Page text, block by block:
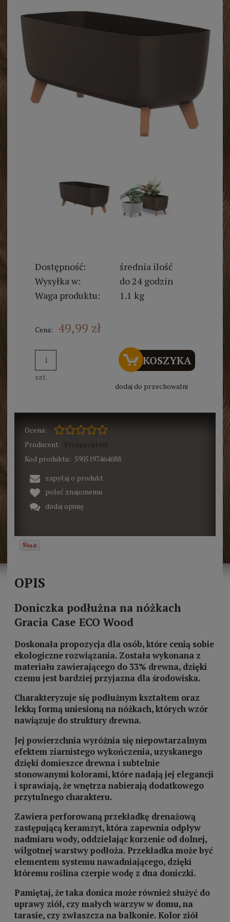
Dostępność:
średnia ilość
Wysyłka w:
do 24 godzin
Waga produktu:
1.1 kg
Cena: 49,99 zł
szt.
DO KOSZYKA
dodaj do przechowalni
Ocena:
Producent: Prosperplast
Kod produktu: 5905197464688
zapytaj o produkt
poleć znajomemu
dodaj opinię
OPIS
Doniczka podłużna na nóżkach
Gracia Case ECO Wood
Doskonała propozycja dla osób, które cenią sobie
ekologiczne rozwiązania. Została wykonana z
materiału zawierającego do 33% drewna, dzięki
czemu jest bardziej przyjazna dla środowiska.
Charakteryzuje się podłużnym kształtem oraz
lekką formą uniesioną na nóżkach, których wzór
nawiązuje do struktury drewna.
Jej powierzchnia wyróżnia się niepowtarzalnym
efektem ziarnistego wykończenia, uzyskanego
dzięki domieszce drewna i subtelnie
stonowanymi kolorami, które nadają jej elegancji
i sprawiają, że wnętrza nabierają dodatkowego
przytulnego charakteru.
Zawiera perforowaną przekładkę drenażową
zastępującą keramzyt, która zapewnia odpływ
nadmiaru wody, oddzielając korzenie od dolnej,
wilgotnej warstwy podłoża. Przekładka może być
elementem systemu nawadniającego, dzięki
któremu roślina czerpie wodę z dna doniczki.
Pamiętaj, że taka donica może również służyć do
uprawy ziół, czy małych warzyw w domu, na
tarasie, czy zwłaszcza na balkonie. Kolor ziół